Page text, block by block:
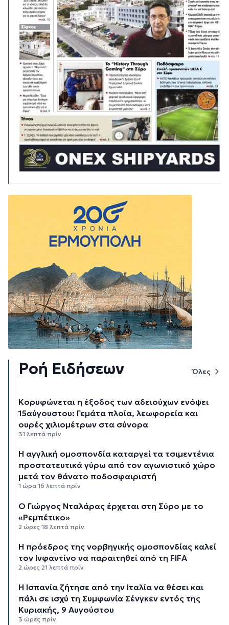
Ροή Ειδήσεων Όλες
Κορυφώνεται η έξοδος των αδειούχων ενόψει
15αύγουστου: Γεμάτα πλοία, λεωφορεία και
ουρές χιλιομέτρων στα σύνορα
31 λεπτά πρίν
Η αγγλική ομοσπονδία καταργεί τα τσιμεντένια
προστατευτικά γύρω από τον αγωνιστικό χώρο
μετά τον θάνατο ποδοσφαιριστή
1 ώρα 16 λεπτά πρίν
Ο Γιώργος Νταλάρας έρχεται στη Σύρο με το
«Ρεμπέτικο»
2 ώρες 18 λεπτά πρίν
Η πρόεδρος της νορβηγικής ομοσπονδίας καλεί
τον Ινφαντίνο να παραιτηθεί από τη FIFA
2 ώρες 21 λεπτά πρίν
H Ισπανία ζήτησε από την Ιταλία να θέσει και
πάλι σε ισχύ τη Συμφωνία Σένγκεν εντός της
Κυριακής, 9 Αυγούστου
3 ώρες πρίν